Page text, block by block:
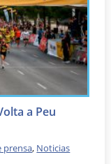
a Peu
prensa, Noticias